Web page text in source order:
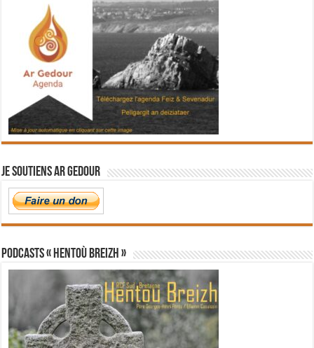
Je soutiens Ar Gedour
PODCASTS « Hentoù Breizh »